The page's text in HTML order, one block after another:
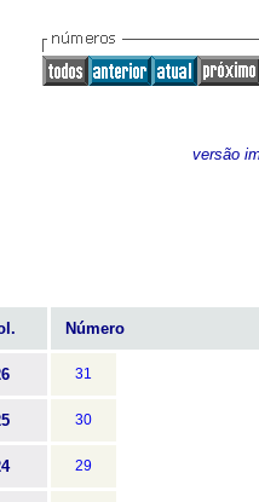
versão
Número
31
30
29